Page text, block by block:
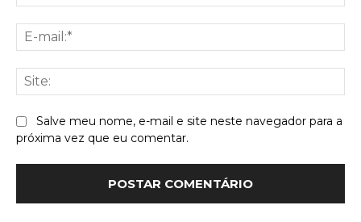
Salve meu nome, e-mail e site neste navegador para a
próxima vez que eu comentar.